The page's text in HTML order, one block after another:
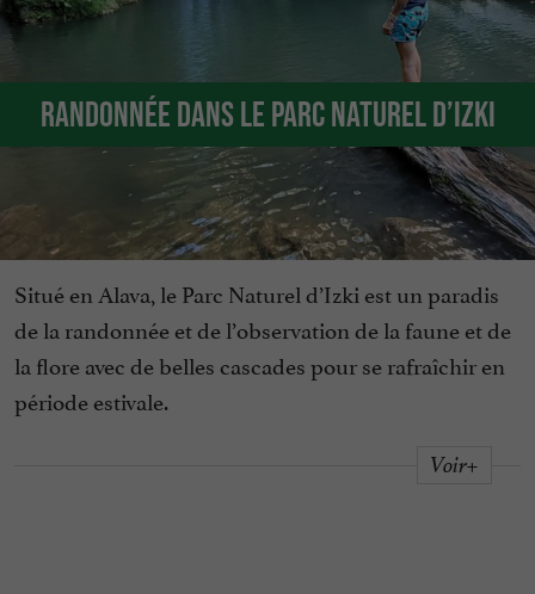
Randonnée dans le Parc Naturel d’Izki
Situé en Alava, le Parc Naturel d’Izki est un paradis
de la randonnée et de l’observation de la faune et de
la flore avec de belles cascades pour se rafraîchir en
période estivale.
Voir+